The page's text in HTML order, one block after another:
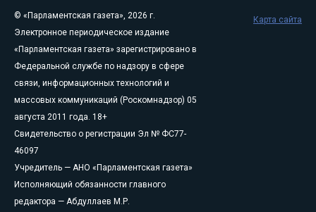
© «Парламентская газета», 2026 г.
Электронное периодическое издание
«Парламентская газета» зарегистрировано в
Федеральной службе по надзору в сфере
связи, информационных технологий и
массовых коммуникаций (Роскомнадзор) 05
августа 2011 года. 18+
Свидетельство о регистрации Эл № ФС77-
46097
Учредитель — АНО «Парламентская газета»
Исполняющий обязанности главного
редактора — Абдуллаев М.Р.
Карта сайта